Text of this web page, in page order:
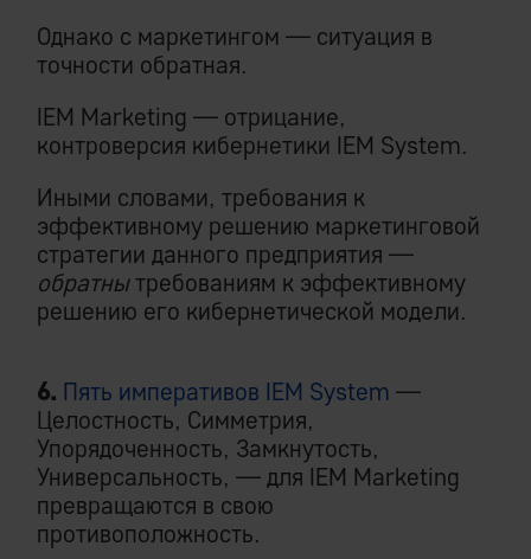
Однако с маркетингом — ситуация в
точности обратная.
IEM Marketing — отрицание,
контроверсия кибернетики IEM System.
Иными словами, требования к
эффективному решению маркетинговой
стратегии данного предприятия —
обратнытребованиям к эффективному
решению его кибернетической модели.
6. Пять императивов IEM System —
Целостность, Симметрия,
Упорядоченность, Замкнутость,
Универсальность, — для IEM Marketing
превращаются в свою
противоположность.